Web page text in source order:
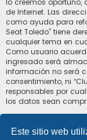
Este sitio web
lo creemos oportuno,
de Internet. Las
como ayuda para
Seat Toledo” tiene
cualquier tema en
Como usuario
ingresado será
información no será
consentimiento, ni
responsables por
los datos sean